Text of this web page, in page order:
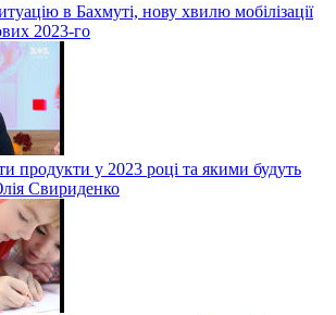
в Бахмуті, нову хвилю мобілізації
2023-го
продукти у 2023 році та якими будуть
Свириденко